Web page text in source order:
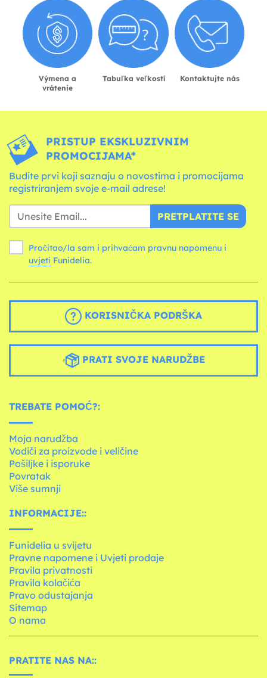
Výmena a
vrátenie
Tabuľka veľkostí Kontaktujte nás
PRISTUP EKSKLUZIVNIM
PROMOCIJAMA*
Budite prvi koji saznaju o novostima i promocijama
registriranjem svoje e-mail adrese!
PRETPLATITE SE
Pročitao/la sam i prihvaćam pravnu napomenu i
uvjeti Funidelia.
KORISNIČKA PODRŠKA
PRATI SVOJE NARUDŽBE
TREBATE POMOĆ?:
Moja narudžba
Vodiči za proizvode i veličine
Pošiljke i isporuke
Povratak
Više sumnji
INFORMACIJE::
Funidelia u svijetu
Pravne napomene i Uvjeti prodaje
Pravila privatnosti
Pravila kolačića
Pravo odustajanja
Sitemap
O nama
PRATITE NAS NA::